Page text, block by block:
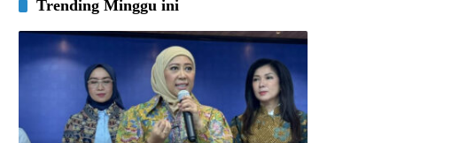
Trending Minggu ini